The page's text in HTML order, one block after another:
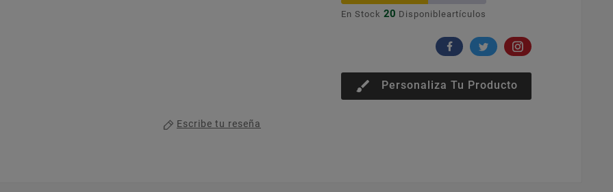
En Stock 20 Disponibleartículos
brush Personaliza Tu Producto
Escribe tu reseña